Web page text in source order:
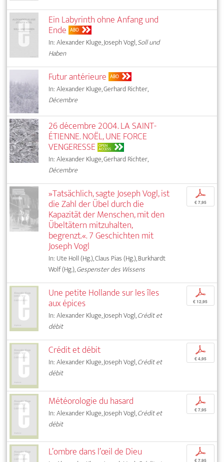
Ein Labyrinth ohne Anfang und
Ende ABO
In: Alexander Kluge, Joseph Vogl,Soll und
Haben
Futur antérieure ABO
In: Alexander Kluge, Gerhard Richter,
Décembre
26 décembre 2004. LA SAINT-
ÉTIENNE. NOËL, UNE FORCE
VENGERESSE OPEN
ACCESS
In: Alexander Kluge, Gerhard Richter,
Décembre
»Tatsächlich, sagte Joseph Vogl, ist
die Zahl der Übel durch die
Kapazität der Menschen, mit den
Übeltätern mitzuhalten,
begrenzt.«. 7 Geschichten mit
Joseph Vogl
In: Ute Holl (Hg.), Claus Pias (Hg.), Burkhardt
Wolf (Hg.),Gespenster des Wissens
p
€ 7,95
Une petite Hollande sur les îles
aux épices
In: Alexander Kluge, Joseph Vogl,Crédit et
débit
p
€ 12,95
Crédit et débit
In: Alexander Kluge, Joseph Vogl,Crédit et
débit
p
€ 4,95
Météorologie du hasard
In: Alexander Kluge, Joseph Vogl,Crédit et
débit
p
€ 7,95
L’ombre dans l’œil de Dieu p
€ 7,95